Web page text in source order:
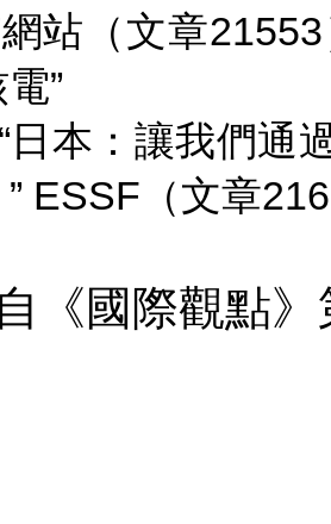
網站（文章21553
電”
“ 日本：讓我們通
” ESSF （文章
《國際觀點》